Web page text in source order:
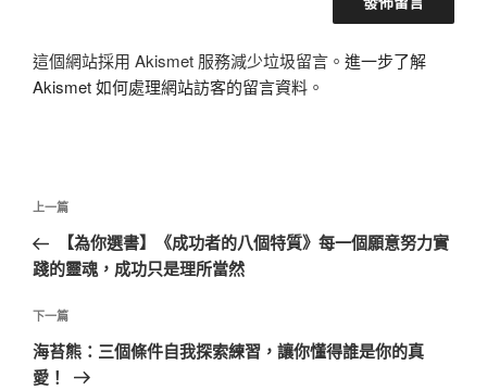
這個網站採用 Akismet 服務減少垃圾留言。 進一步了解
Akismet 如何處理網站訪客的留言資料 。
文
導
覽
上
一
篇
章
上一篇
【為你選書】《成功者的八個特質》每一個願意努力實
踐的靈魂，成功只是理所當然
下
一
篇
下一篇
海苔熊：三個條件自我探索練習，讓你懂得誰是你的真
愛！